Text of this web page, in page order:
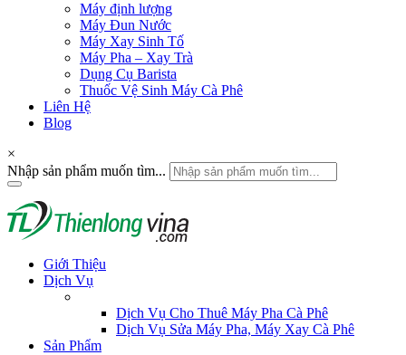
Máy định lượng
Máy Đun Nước
Máy Xay Sinh Tố
Máy Pha – Xay Trà
Dụng Cụ Barista
Thuốc Vệ Sinh Máy Cà Phê
Liên Hệ
Blog
×
Nhập sản phẩm muốn tìm...
Giới Thiệu
Dịch Vụ
Dịch Vụ Cho Thuê Máy Pha Cà Phê
Dịch Vụ Sửa Máy Pha, Máy Xay Cà Phê
Sản Phẩm